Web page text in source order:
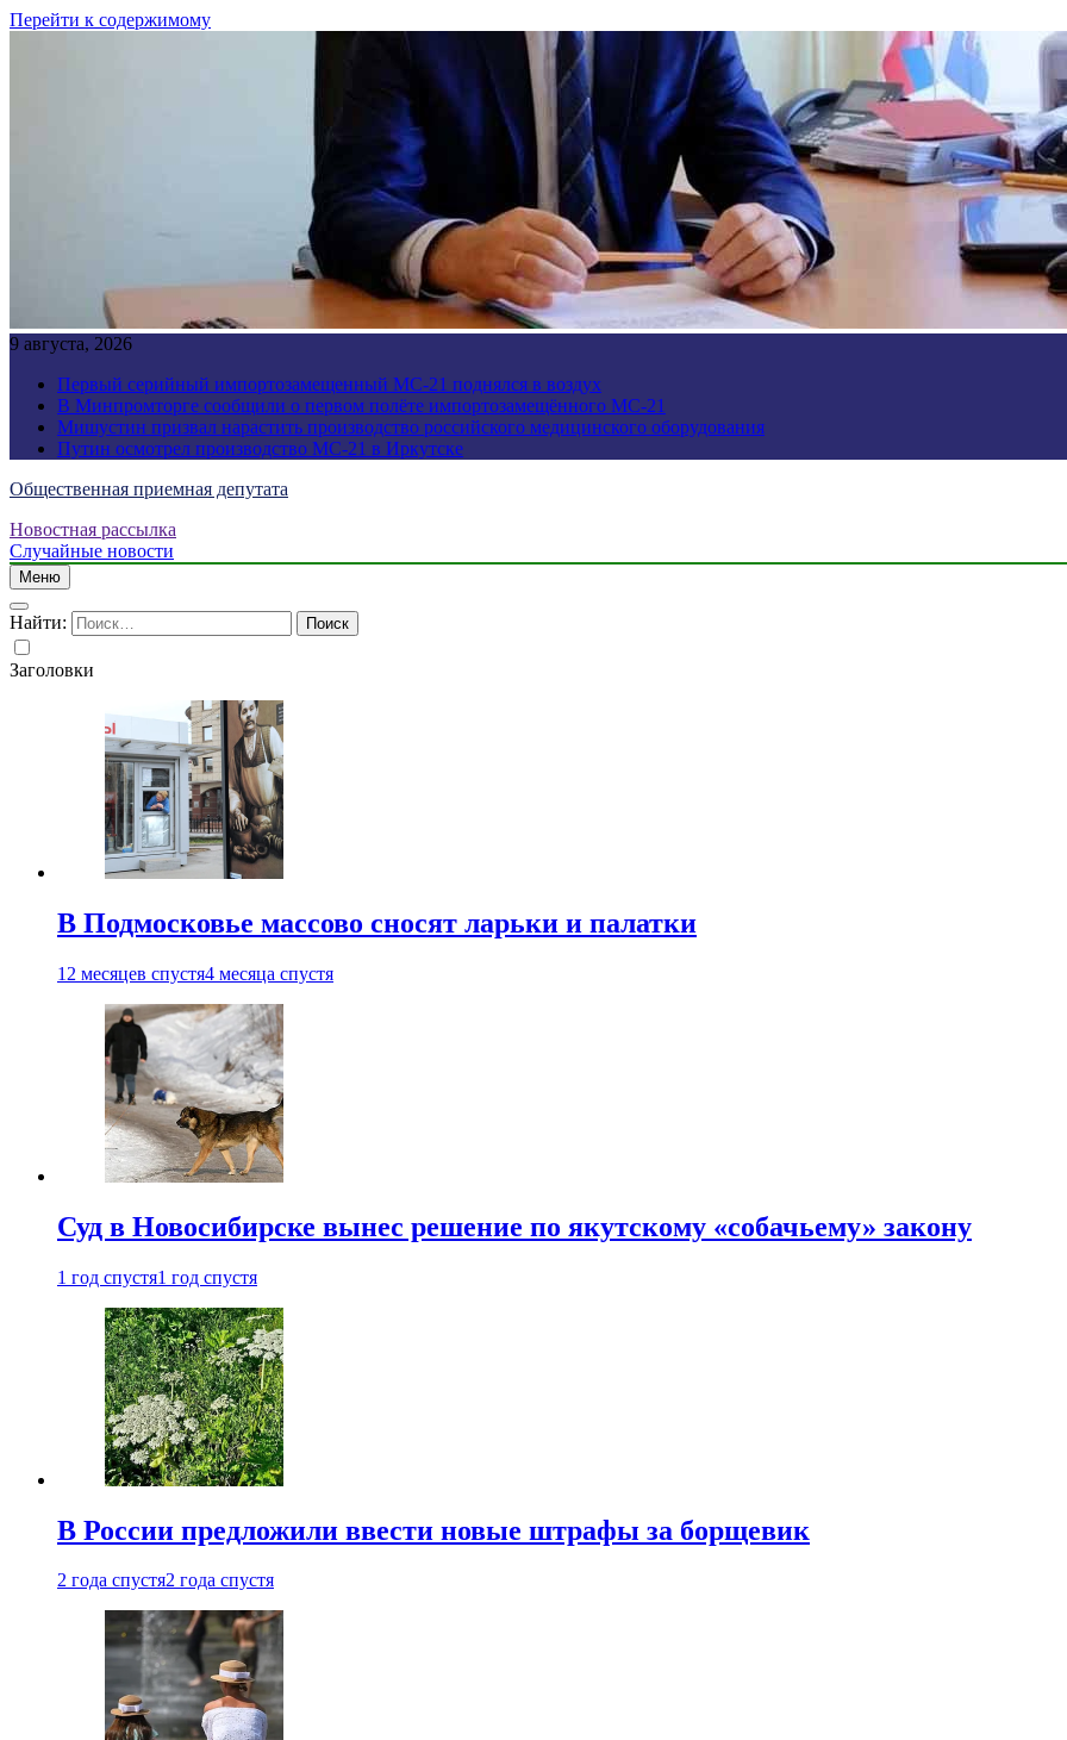
Перейти к содержимому
9 августа, 2026
Первый серийный импортозамещенный МС-21 поднялся в воздух
В Минпромторге сообщили о первом полёте импортозамещённого МС-21
Мишустин призвал нарастить производство российского медицинского оборудования
Путин осмотрел производство МС-21 в Иркутске
Общественная приемная депутата
Новостная рассылка
Случайные новости
Меню
Найти:
Заголовки
В Подмосковье массово сносят ларьки и палатки
12 месяцев спустя4 месяца спустя
Суд в Новосибирске вынес решение по якутскому «собачьему» закону
1 год спустя1 год спустя
В России предложили ввести новые штрафы за борщевик
2 года спустя2 года спустя